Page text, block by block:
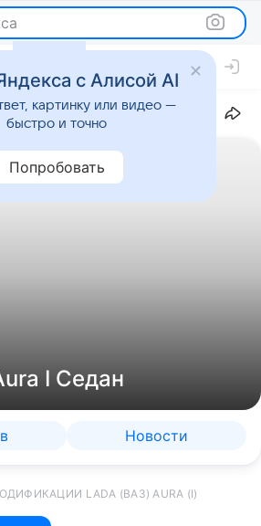
(ВАЗ) Aura I Седан
I Седан
Новости
LADA (ВАЗ) AURA (I)
с Алисой AI
картинку или видео —
быстро и точно
Попробовать